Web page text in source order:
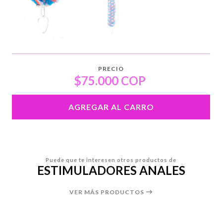
PRECIO
$75.000 COP
AGREGAR AL CARRO
Puede que te interesen otros productos de
ESTIMULADORES ANALES
VER MÁS PRODUCTOS